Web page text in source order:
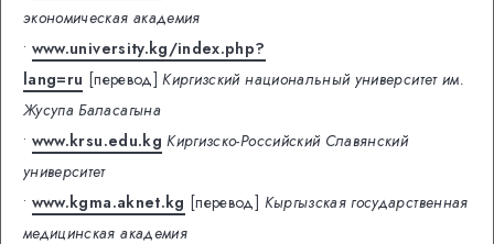
экономическая академия
• www.university.kg/index.php?
lang=ru [перевод] Киргизский национальный университет им.
Жусупа Баласагына
• www.krsu.edu.kg Киргизско-Российский Славянский
университет
• www.kgma.aknet.kg [перевод] Кыргызская государственная
медицинская академия